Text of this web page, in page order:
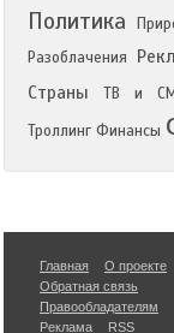
Политика
Разоблачения
Страны
ТВ и
Троллинг Финансы
Главная
О проекте
Обратная связь
Правообладателям
Реклама
RSS